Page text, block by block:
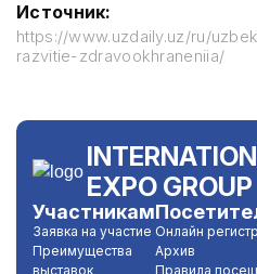
Источник:
https://www.uzdaily.uz/ru/
razvitie-zdravookhraneniia/
EXPO GROUP
Участникам
Заявка на участие
Преимущества
выставок
Онлайн
Архив
Правила